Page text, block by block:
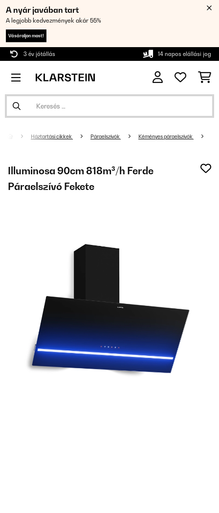
A nyár javában tart
A legjobb kedvezmények akár 55%
Vásároljon most!
3 év jótállás 14 napos elállási jog
Háztartási cikkek Páraelszívók Kéményes páraelszívók
Illuminosa 90cm 818m³/h Ferde
Páraelszívó Fekete